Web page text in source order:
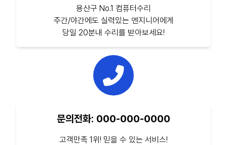
용산구 No.1 컴퓨터수리
주간/야간에도 실력있는 엔지니어에게
당일 20분내 수리를 받아보세요!
문의전화: 000-000-0000
고객만족 1위! 믿을 수 있는 서비스!